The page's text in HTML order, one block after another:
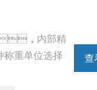
，内部精
种称重单位选择
查